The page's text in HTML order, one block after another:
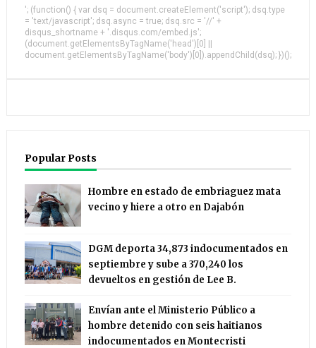
'; (function() { var dsq = document.createElement('script'); dsq.type
= 'text/javascript'; dsq.async = true; dsq.src = '//' +
disqus_shortname + '.disqus.com/embed.js';
(document.getElementsByTagName('head')[0] ||
document.getElementsByTagName('body')[0]).appendChild(dsq); })();
Popular Posts
Hombre en estado de embriaguez mata
vecino y hiere a otro en Dajabón
DGM deporta 34,873 indocumentados en
septiembre y sube a 370,240 los
devueltos en gestión de Lee B.
Envían ante el Ministerio Público a
hombre detenido con seis haitianos
indocumentados en Montecristi